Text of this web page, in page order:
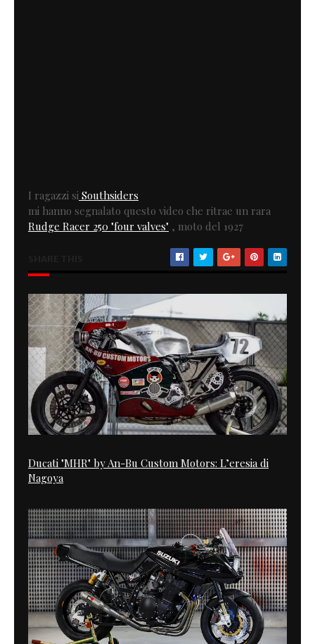
I ragazzi si Southsiders
mi hanno segnalato questo video che ritrae un rara
Rudge Racer 250 "four valves" , moto del 1927
Ducati "MHR" by An-Bu Custom Motors: L’eresia di
Nagoya